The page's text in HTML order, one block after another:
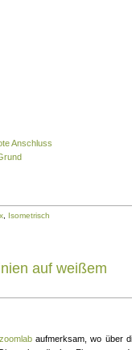
Anschluss
Isometrisch
auf weißem
zoomlab aufmerksam, wo über